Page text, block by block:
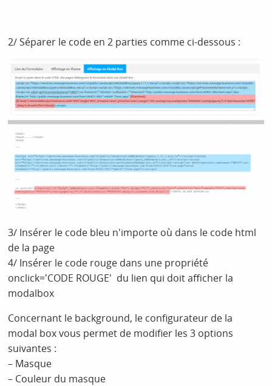
2/ Séparer le code en 2 parties comme ci-dessous :
3/ Insérer le code bleu n'importe où dans le code html
de la page
4/ Insérer le code rouge dans une propriété
onclick='CODE ROUGE' du lien qui doit afficher la
modalbox
Concernant le background, le configurateur de la
modal box vous permet de modifier les 3 options
suivantes :
– Masque
– Couleur du masque